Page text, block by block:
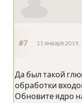
#7 11 января 2019,
Да был такой
обработки
Обновите ядро